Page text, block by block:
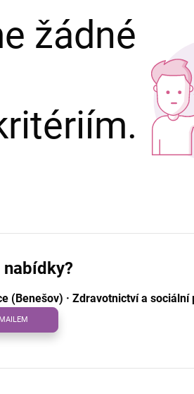
žádné
(Benešov) · Zdravotnictví a sociální